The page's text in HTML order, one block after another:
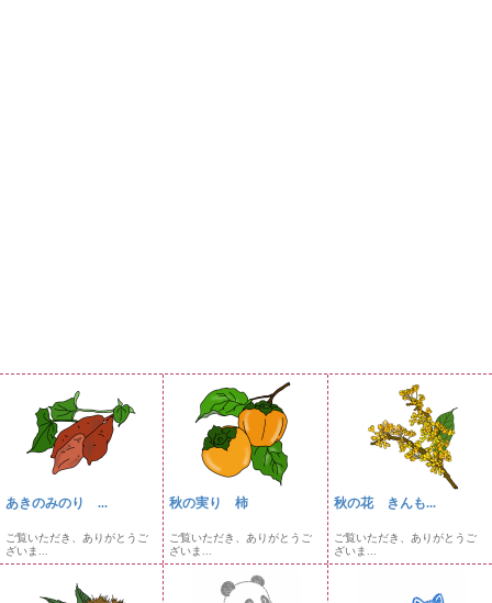
あきのみのり ...
ご覧いただき、ありがとうご
ざいま...
秋の実り 柿
ご覧いただき、ありがとうご
ざいま...
秋の花 きんも...
ご覧いただき、ありがとうご
ざいま...